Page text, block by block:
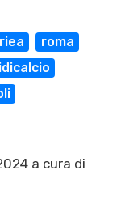
roma
a cura di